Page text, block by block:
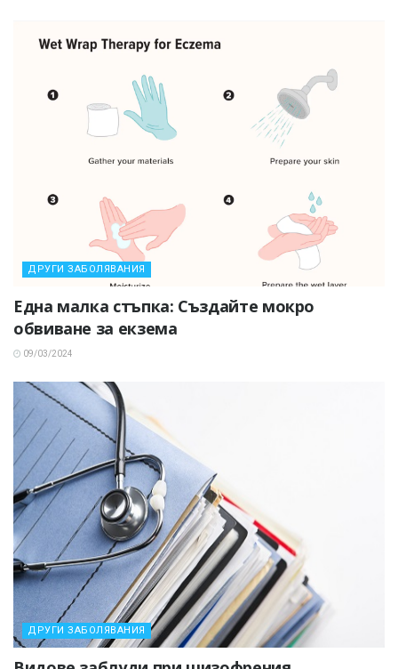
ДРУГИ ЗАБОЛЯВАНИЯ
Една малка стъпка: Създайте мокро
обвиване за екзема
09/03/2024
ДРУГИ ЗАБОЛЯВАНИЯ